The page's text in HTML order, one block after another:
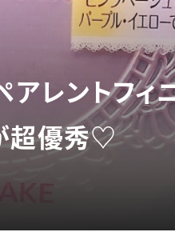
アレントフ
超優秀♡